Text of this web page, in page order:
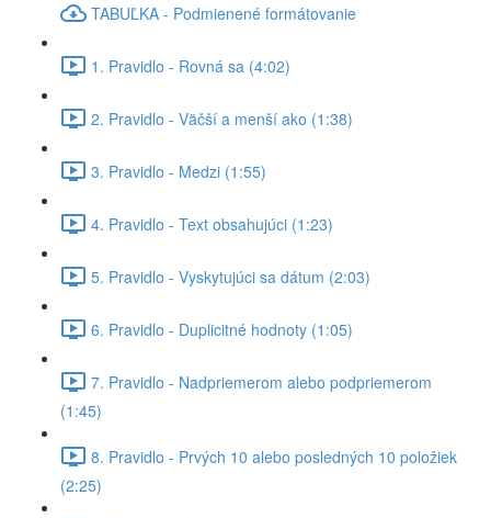
TABUĽKA - Podmienené formátovanie
1. Pravidlo - Rovná sa (4:02)
2. Pravidlo - Väčší a menší ako (1:38)
3. Pravidlo - Medzi (1:55)
4. Pravidlo - Text obsahujúci (1:23)
5. Pravidlo - Vyskytujúci sa dátum (2:03)
6. Pravidlo - Duplicitné hodnoty (1:05)
7. Pravidlo - Nadpriemerom alebo podpriemerom
(1:45)
8. Pravidlo - Prvých 10 alebo posledných 10 položiek
(2:25)